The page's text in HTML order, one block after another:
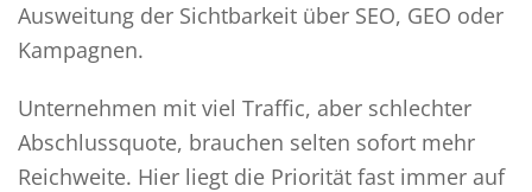
Ausweitung der Sichtbarkeit über SEO, GEO oder
Kampagnen.
Unternehmen mit viel Traffic, aber schlechter
Abschlussquote, brauchen selten sofort mehr
Reichweite. Hier liegt die Priorität fast immer auf